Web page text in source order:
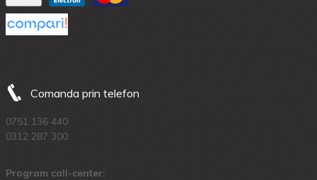
Comanda prin telefon
0751 136 440
0312 287 300
Program call-center: